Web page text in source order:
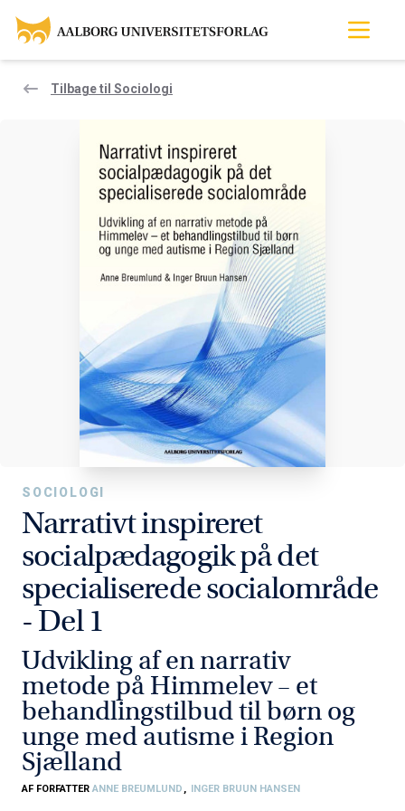
Tilbage til Sociologi
SOCIOLOGI
Narrativt inspireret
socialpædagogik på det
specialiserede socialområde
- Del 1
Udvikling af en narrativ
metode på Himmelev – et
behandlingstilbud til børn og
unge med autisme i Region
Sjælland
AF FORFATTER ANNE BREUMLUND, INGER BRUUN HANSEN